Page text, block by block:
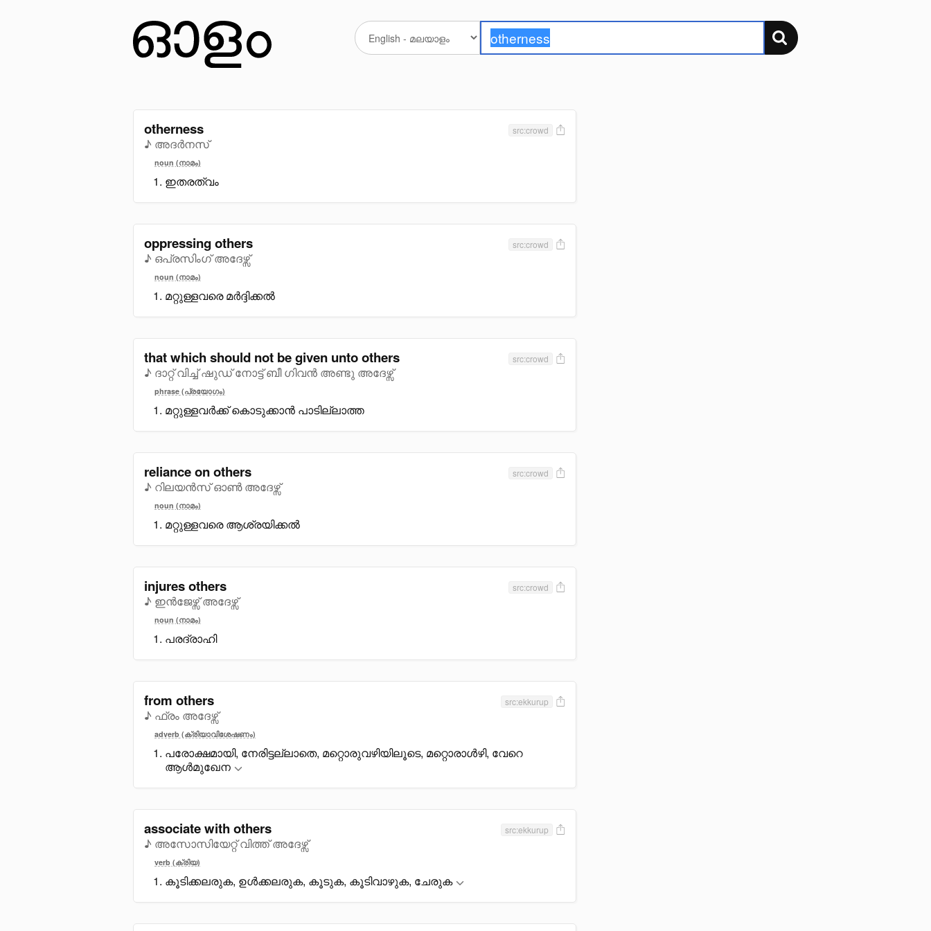
otherness
♪ അദർനസ്
src:crowd
noun (നാമം)
ഇതരത്വം
oppressing others
♪ ഒപ്രസിംഗ് അദേഴ്സ്
src:crowd
noun (നാമം)
മറ്റുള്ളവരെ മർദ്ദിക്കൽ
that which should not be given unto others
♪ ദാറ്റ് വിച്ച് ഷുഡ് നോട്ട് ബീ ഗിവൻ അണ്ടു അദേഴ്സ്
src:crowd
phrase (പ്രയോഗം)
മറ്റുള്ളവർക്ക് കൊടുക്കാൻ പാടില്ലാത്ത
reliance on others
♪ റിലയൻസ് ഓൺ അദേഴ്സ്
src:crowd
noun (നാമം)
മറ്റുള്ളവരെ ആശ്രയിക്കൽ
injures others
♪ ഇൻജേഴ്സ് അദേഴ്സ്
src:crowd
noun (നാമം)
പരദ്രാഹി
from others
♪ ഫ്രം അദേഴ്സ്
src:ekkurup
adverb (ക്രിയാവിശേഷണം)
പരോക്ഷമായി, നേരിട്ടല്ലാതെ, മറ്റൊരുവഴിയിലൂടെ, മറ്റൊരാൾഴി, വേറെ
ആൾമുഖേന
associate with others
♪ അസോസിയേറ്റ് വിത്ത് അദേഴ്സ്
src:ekkurup
verb (ക്രിയ)
കൂടിക്കലരുക, ഉൾക്കലരുക, കൂടുക, കൂടിവാഴുക, ചേരുക